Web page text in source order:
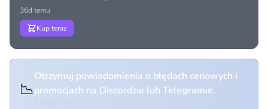
36d temu
Kup teraz
📉
Otrzymuj powiadomienia o błędach cenowych i
promocjach na Discordzie lub Telegramie.